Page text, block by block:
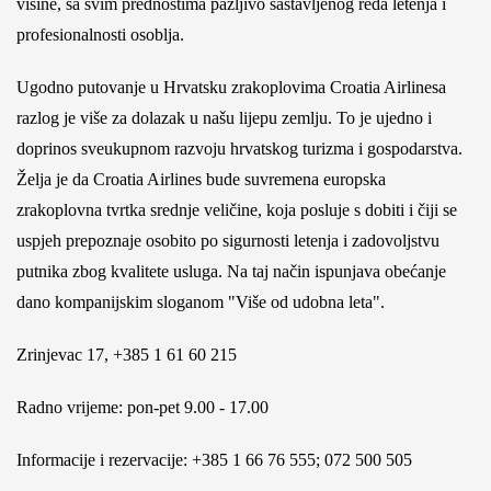
profesionalnosti osoblja.
Ugodno putovanje u Hrvatsku zrakoplovima Croatia Airlinesa
razlog je više za dolazak u našu lijepu zemlju. To je ujedno i
doprinos sveukupnom razvoju hrvatskog turizma i gospodarstva.
Želja je da Croatia Airlines bude suvremena europska
zrakoplovna tvrtka srednje veličine, koja posluje s dobiti i čiji se
uspjeh prepoznaje osobito po sigurnosti letenja i zadovoljstvu
putnika zbog kvalitete usluga. Na taj način ispunjava obećanje
dano kompanijskim sloganom "Više od udobna leta".
Zrinjevac 17, +385 1 61 60 215
Radno vrijeme: pon-pet 9.00 - 17.00
Informacije i rezervacije: +385 1 66 76 555; 072 500 505